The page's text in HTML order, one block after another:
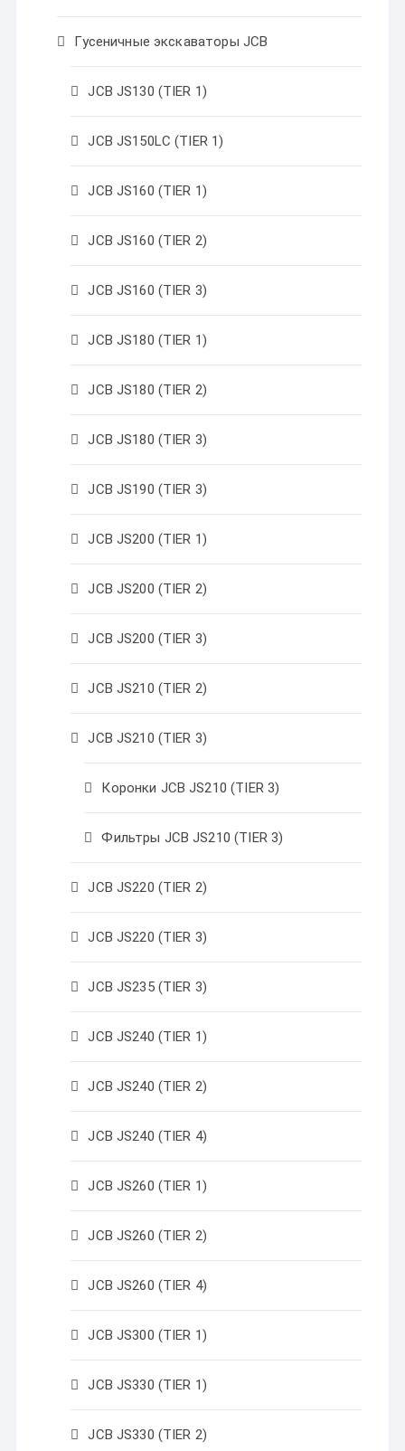
Гусеничные экскаваторы JCB
JCB JS130 (TIER 1)
JCB JS150LC (TIER 1)
JCB JS160 (TIER 1)
JCB JS160 (TIER 2)
JCB JS160 (TIER 3)
JCB JS180 (TIER 1)
JCB JS180 (TIER 2)
JCB JS180 (TIER 3)
JCB JS190 (TIER 3)
JCB JS200 (TIER 1)
JCB JS200 (TIER 2)
JCB JS200 (TIER 3)
JCB JS210 (TIER 2)
JCB JS210 (TIER 3)
Коронки JCB JS210 (TIER 3)
Фильтры JCB JS210 (TIER 3)
JCB JS220 (TIER 2)
JCB JS220 (TIER 3)
JCB JS235 (TIER 3)
JCB JS240 (TIER 1)
JCB JS240 (TIER 2)
JCB JS240 (TIER 4)
JCB JS260 (TIER 1)
JCB JS260 (TIER 2)
JCB JS260 (TIER 4)
JCB JS300 (TIER 1)
JCB JS330 (TIER 1)
JCB JS330 (TIER 2)